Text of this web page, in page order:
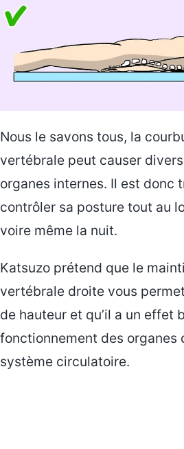
Nous le savons tous, la
vertébrale peut causer
organes internes. Il est donc
contrôler sa posture tout au
voire même la nuit.
Katsuzo prétend que le
vertébrale droite vous
de hauteur et qu’il a un effet
fonctionnement des organes
système circulatoire.